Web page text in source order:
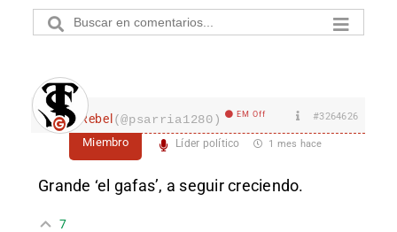
Rebel(@psarria1280) EM Off #3264626
Miembro Líder político 1 mes hace
Grande ‘el gafas’, a seguir creciendo.
7